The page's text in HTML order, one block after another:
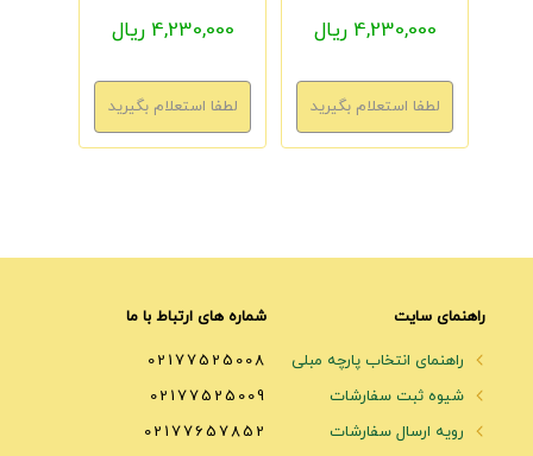
4,230,000 ریال 4,230,000 ریال
راهنمای سایت
راهنمای انتخاب پارچه مبلی
شیوه ثبت سفارشات
رویه ارسال سفارشات
شماره های ارتباط با ما
02177525008
02177525009
02177657852